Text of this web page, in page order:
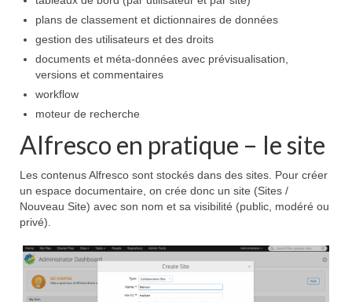
plans de classement et dictionnaires de données
gestion des utilisateurs et des droits
documents et méta-données avec prévisualisation,
versions et commentaires
workflow
moteur de recherche
Alfresco en pratique – le site
Les contenusAlfresco sont stockés dans des sites. Pour créer
un espace documentaire, on crée donc un site (Sites /
Nouveau Site) avec son nom et sa visibilité (public, modéré ou
privé).